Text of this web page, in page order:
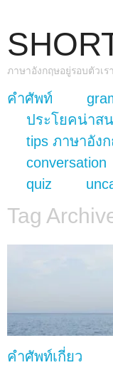
ภาษาอังกฤษอยู่รอบตัวเรา
Main
skip to content
คำศัพท์
ประโยคน่าส
tips ภาษาอัง
conversation
quiz
Tag
คำศัพท์เกี่ยว